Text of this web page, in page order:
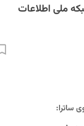
ملی اطلاعات
ساترا: